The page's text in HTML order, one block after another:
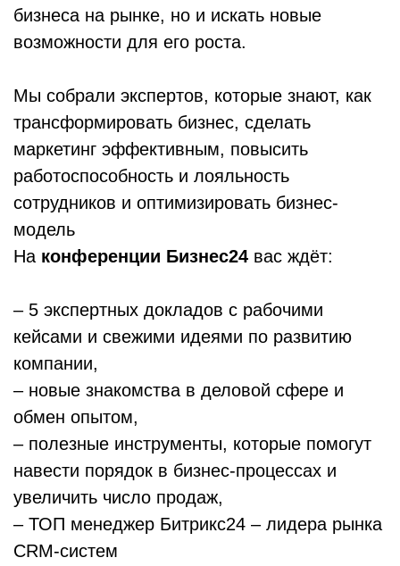
бизнеса на рынке, но и искать новые
возможности для его роста.
Мы собрали экспертов, которые знают, как
трансформировать бизнес, сделать
маркетинг эффективным, повысить
работоспособность и лояльность
сотрудников и оптимизировать бизнес-
модель
На конференции Бизнес24 вас ждёт:
– 5 экспертных докладов с рабочими
кейсами и свежими идеями по развитию
компании,
– новые знакомства в деловой сфере и
обмен опытом,
– полезные инструменты, которые помогут
навести порядок в бизнес-процессах и
увеличить число продаж,
– ТОП менеджер Битрикс24 – лидера рынка
CRM-систем